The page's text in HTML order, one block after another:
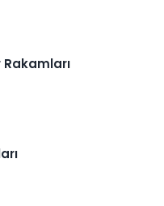
Rakamları